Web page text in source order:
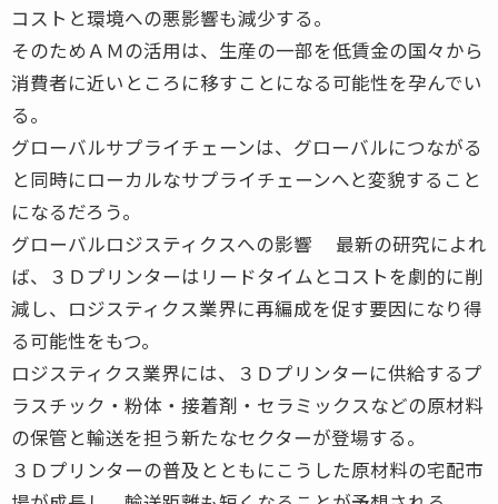
コストと環境への悪影響も減少する。
そのためＡＭの活用は、生産の一部を低賃金の国々から
消費者に近いところに移すことになる可能性を孕んでい
る。
グローバルサプライチェーンは、グローバルにつながる
と同時にローカルなサプライチェーンへと変貌すること
になるだろう。
グローバルロジスティクスへの影響 最新の研究によれ
ば、３Ｄプリンターはリードタイムとコストを劇的に削
減し、ロジスティクス業界に再編成を促す要因になり得
る可能性をもつ。
ロジスティクス業界には、３Ｄプリンターに供給するプ
ラスチック・粉体・接着剤・セラミックスなどの原材料
の保管と輸送を担う新たなセクターが登場する。
３Ｄプリンターの普及とともにこうした原材料の宅配市